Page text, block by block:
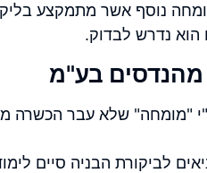
נוסף אשר מתמקצע
הוא נדרש לבדוק.
מהנדסים בע"מ
"מומחה" שלא עבר הכשרה
לביקורת הבניה סיים